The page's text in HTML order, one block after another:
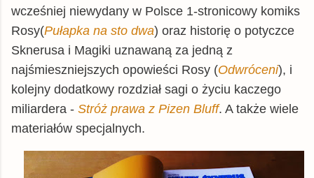
wcześniej niewydany w Polsce 1-stronicowy komiks
Rosy(Pułapka na sto dwa) oraz historię o potyczce
Sknerusa i Magiki uznawaną za jedną z
najśmieszniejszych opowieści Rosy (Odwróceni), i
kolejny dodatkowy rozdział sagi o życiu kaczego
miliardera - Stróż prawa z Pizen Bluff. A także wiele
materiałów specjalnych.